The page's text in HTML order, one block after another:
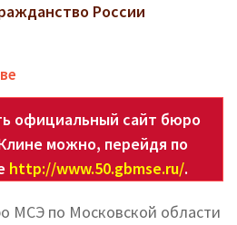
России
официальный сайт бюро
можно, перейдя по
http://www.50.gbmse.ru/.
МСЭ по Московской области